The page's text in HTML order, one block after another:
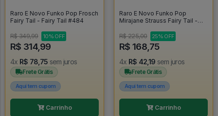
Raro E Novo Funko Pop Frosch
Fairy Tail - Fairy Tail #484
R$ 349,99 10% OFF
R$ 314,99
4x R$ 78,75 sem juros
Frete Grátis
Aqui tem cupom
Carrinho
Raro E Novo Funko Pop
Mirajane Strauss Fairy Tail -
R$ 225,00
25% OFF
R$ 168,75
4x R$ 42,19 sem juros
Frete Grátis
Aqui tem cupom
Carrinho